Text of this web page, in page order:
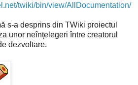
twiki/bin/view/AllDocumentation/
s-a desprins din TWiki proiectul
unor neînţelegeri între creatorul
dezvoltare.